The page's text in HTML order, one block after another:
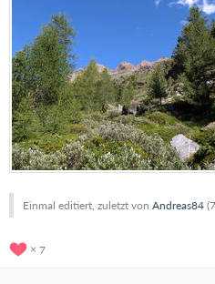
Einmal editiert, zuletzt von Andreas84 (
7